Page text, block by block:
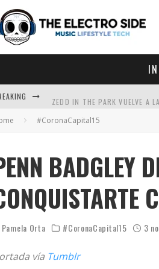
GET LOST DEBUTA EN LA CDMX
ZEDD ABRE LAS PUERTAS DE
#CoronaCapital15
BADGLEY
Pamela Orta #CoronaCapital15 3
vía Tumblr